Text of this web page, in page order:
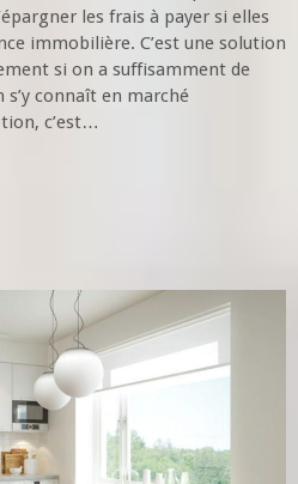
les frais à payer si elles
immobilière. C’est une solution
si on a suffisamment de
connaît en marché
c’est…